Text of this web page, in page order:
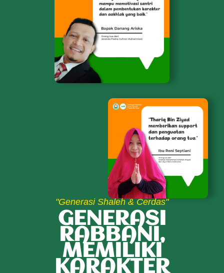
"Generasi Shaleh & Cerdas"
GENERASI
RABBANI,
MEMILIKI
KARAKTER